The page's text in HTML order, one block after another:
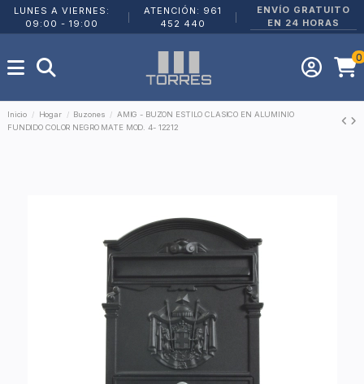
LUNES A VIERNES:
09:00 - 19:00
ATENCIÓN: 961
452 440
ENVÍO GRATUITO
EN 24 HORAS
0
Inicio Hogar Buzones
AMIG - BUZON ESTILO CLASICO EN ALUMINIO
FUNDIDO COLOR NEGRO MATE MOD. 4- 12212